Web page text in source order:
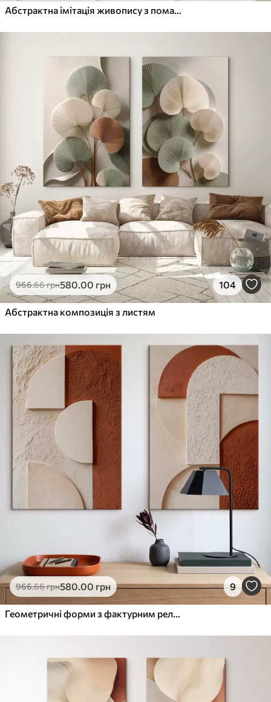
Абстрактна імітація живопису з помаранчевими та сірими колами, листям і гілками, сучасний стиль, ефект акварелі
966.66грн580.00 грн 104
Абстрактна композиція з листям
966.66грн580.00 грн 9
Геометричні форми з фактурним рельєфом